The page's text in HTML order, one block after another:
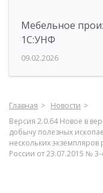
Мебельное
1С:УНФ
09.02.2026
Главная
Новости
Версия 2.0.64 Новое в
добычу полезных
нескольких
России от 23.07.2015 № 3-